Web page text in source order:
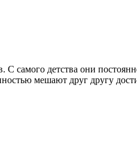
самого детства они
мешают друг другу